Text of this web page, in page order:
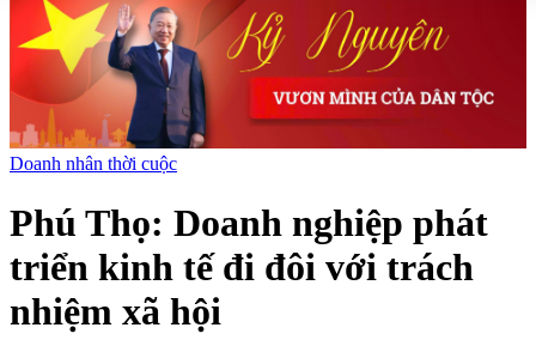
Doanh nhân thời cuộc
Phú Thọ: Doanh nghiệp phát
triển kinh tế đi đôi với trách
nhiệm xã hội